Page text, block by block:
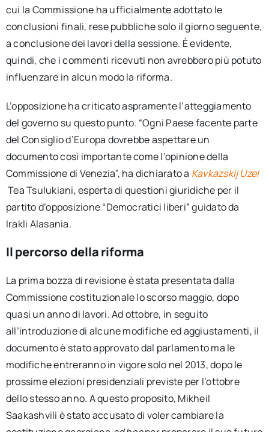
cui la Commissione ha ufficialmente adottato le
conclusioni finali, rese pubbliche solo il giorno seguente,
a conclusione dei lavori della sessione. È evidente,
quindi, che i commenti ricevuti non avrebbero più potuto
influenzare in alcun modo la riforma.
L’opposizione ha criticato aspramente l’atteggiamento
del governo su questo punto. “Ogni Paese facente parte
del Consiglio d’Europa dovrebbe aspettare un
documento così importante come l’opinione della
Commissione di Venezia”, ha dichiarato a Kavkazskij Uzel
Tea Tsulukiani, esperta di questioni giuridiche per il
partito d’opposizione “Democratici liberi” guidato da
Irakli Alasania.
Il percorso della riforma
La prima bozza di revisione è stata presentata dalla
Commissione costituzionale lo scorso maggio, dopo
quasi un anno di lavori. Ad ottobre, in seguito
all’introduzione di alcune modifiche ed aggiustamenti, il
documento è stato approvato dal parlamento ma le
modifiche entreranno in vigore solo nel 2013, dopo le
prossime elezioni presidenziali previste per l’ottobre
dello stesso anno. A questo proposito, Mikheil
Saakashvili è stato accusato di voler cambiare la